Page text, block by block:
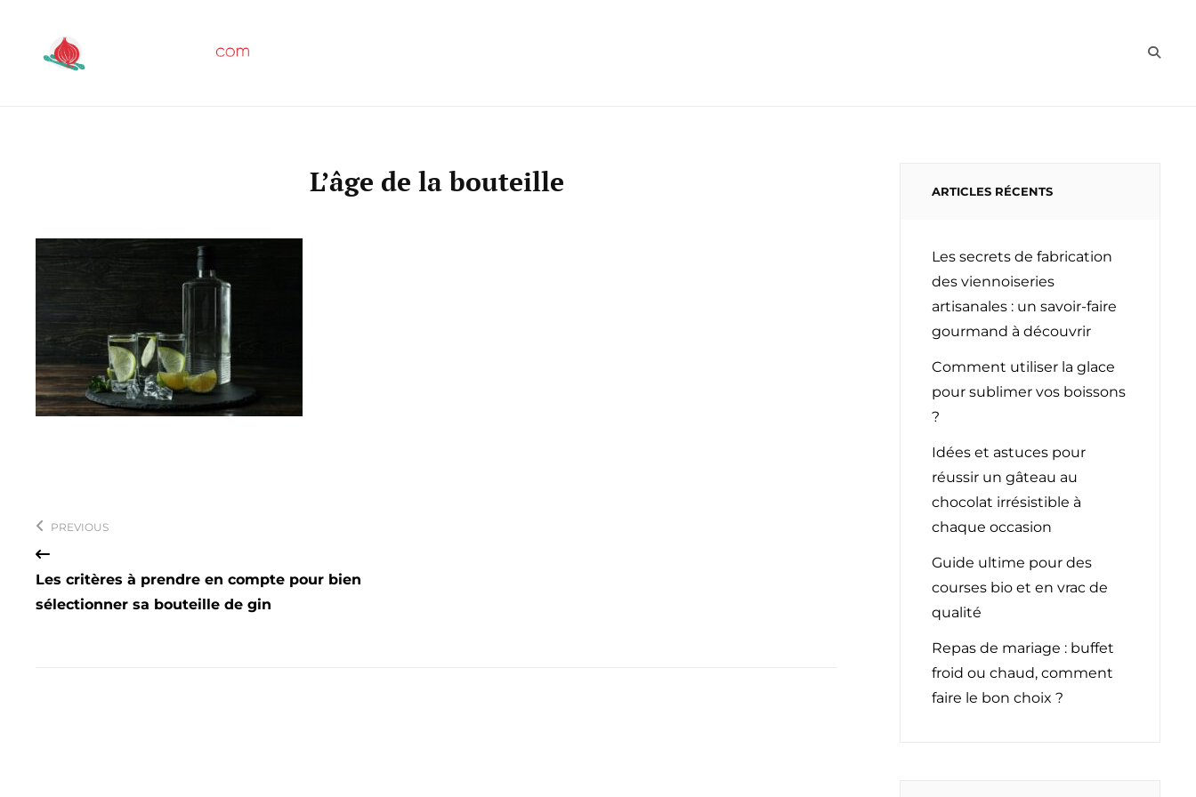
content
L’âge de la bouteille
de
l’article
PREVIOUS
Les critères à prendre en compte pour bien
sélectionner sa bouteille de gin
ARTICLES RÉCENTS
Les secrets de fabrication
des viennoiseries
artisanales : un savoir-faire
gourmand à découvrir
Comment utiliser la glace
pour sublimer vos boissons
?
Idées et astuces pour
réussir un gâteau au
chocolat irrésistible à
chaque occasion
Guide ultime pour des
courses bio et en vrac de
qualité
Repas de mariage : buffet
froid ou chaud, comment
faire le bon choix ?